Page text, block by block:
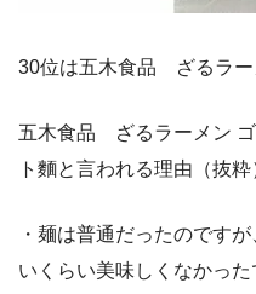
30位は五木食品 ざるラー
五木食品 ざるラーメン
ト麵と言われる理由（抜粋
・麺は普通だったのです
いくらい美味しくなかっ